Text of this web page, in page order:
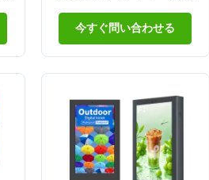
ィスプレイ
今すぐ問い合わせる